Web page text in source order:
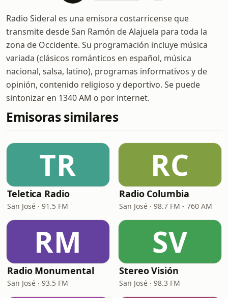
Radio Sideral es una emisora costarricense que
transmite desde San Ramón de Alajuela para toda la
zona de Occidente. Su programación incluye música
variada (clásicos románticos en español, música
nacional, salsa, latino), programas informativos y de
opinión, contenido religioso y deportivo. Se puede
sintonizar en 1340 AM o por internet.
Emisoras similares
TR
Teletica Radio
San José · 91.5 FM
RC
Radio Columbia
San José · 98.7 FM - 760 AM
RM
Radio Monumental
San José · 93.5 FM
SV
Stereo Visión
San José · 98.3 FM